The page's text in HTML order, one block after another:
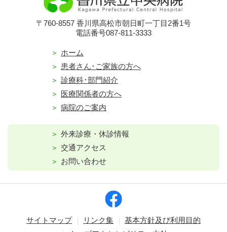
〒760-8557 香川県高松市朝日町一丁目2番1号
電話番号087-811-3333
ホーム
患者さん･ご家族の方へ
診療科･部門紹介
医療関係者の方へ
病院のご案内
外来診療・休診情報
交通アクセス
お問い合わせ
サイトマップ リンク集
基本方針及び利用目的